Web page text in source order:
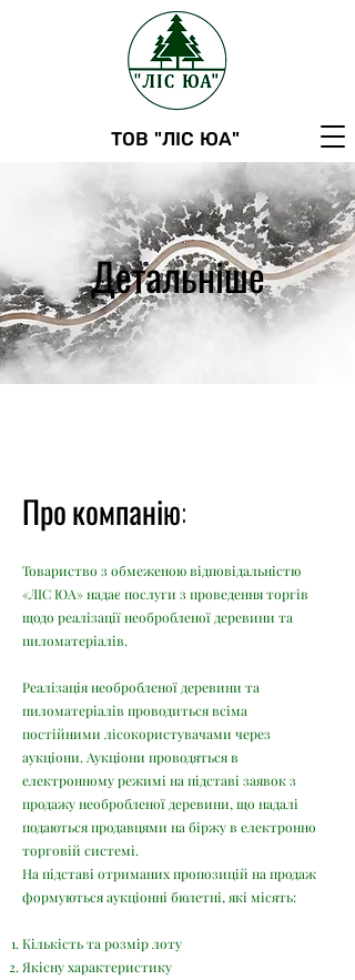
ТОВ "ЛІС ЮА"
Детальніше
Про компанію:
Товариство з обмеженою відповідальністю
«ЛІС ЮА» надає послуги з проведення торгів
щодо реалізації необробленої деревини та
пиломатеріалів.
Реалізація необробленої деревини та
пиломатеріалів проводиться всіма
постійними лісокористувачами через
аукціони. Аукціони проводяться в
електронному режимі на підставі заявок з
продажу необробленої деревини, що надалі
подаються продавцями на біржу в електронно
торговій системі.
На підставі отриманих пропозицій на продаж
формуються аукціонні бюлетні, які місять:
Кількість та розмір лоту
Якісну характеристику